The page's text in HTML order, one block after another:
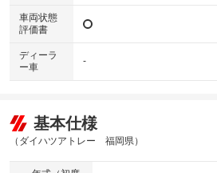
車両状態
評価書
ディーラ
ー車
-
基本仕様
（ダイハツアトレー 福岡県）